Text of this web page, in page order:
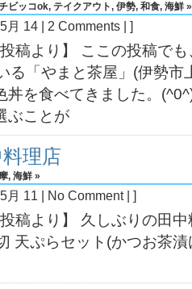
ビッコok, テイクアウト, 伊勢, 和食, 海鮮 »
月 14 | 2 Comments | ]
投稿より】 ここの投稿で
る「やまと茶屋」(伊勢市
丼を食べてきました。
ぶことが
料理店
, 海鮮 »
月 11 | No Comment| ]
投稿より】 久しぶりの田
天ぷらセット(かつお茶